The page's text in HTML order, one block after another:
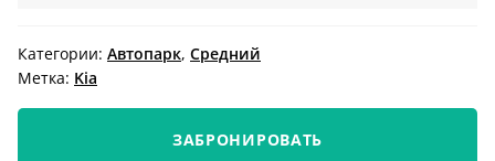
Категории: Автопарк, Средний
Метка: Kia
ЗАБРОНИРОВАТЬ